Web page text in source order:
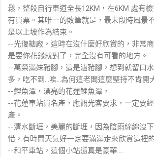
鬆，整段自行車道全長12KM，在6KM 處有
有買票。其唯一的敗筆就是，最末段時風景
是以上坡作為結束。
--光復糖廠，這時在沒什麼好欣賞的，非常
是要你花錢就對了，完全沒有可看的地方。
--萬榮滿妹豬腳，這是滷豬腳，想到就留口
多，吃不到...唉...為何這老闆這麼堅持不肯開
--鯉魚潭，漂亮的花蓮鯉魚潭，
--花蓮車站買名產，應觀光客要求，一定要
產。
--清水斷堐，美麗的斷堐，因為陰雨綿綿沒
惜，有時間天氣好一定要滿滿走來欣賞這裡
--和平車站，這個小站還真是豪華....